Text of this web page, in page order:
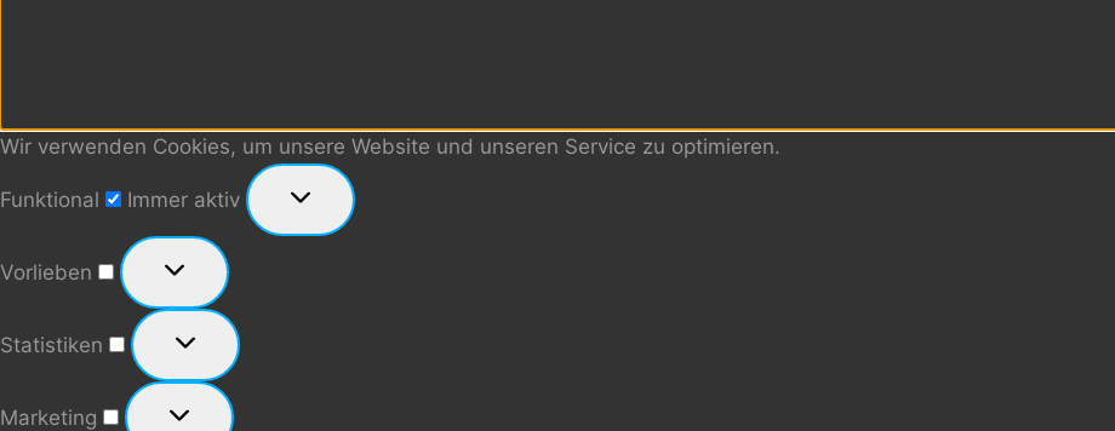
Wir verwenden Cookies, um unsere Website und unseren Service zu optimieren.
Funktional
Immer aktiv
Vorlieben
Vorlieben
Statistiken
Statistiken
Marketing
Marketing